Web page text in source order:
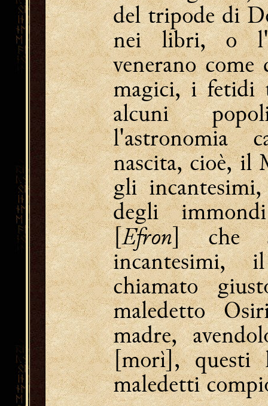
del tripode di
nei libri, o
venerano
magici, i fetidi
alcuni
l'astronomia
nascita, cioè, il
gli
degli
[Efron] che
chiamato
maledetto
madre,
[morì],
maledetti